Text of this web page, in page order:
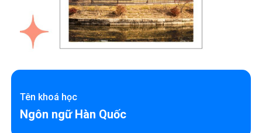
Tên khoá học
Ngôn ngữ Hàn Quốc